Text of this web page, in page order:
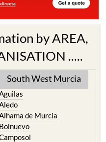
by AREA,
.....
South West Murcia
de Murcia
Bolnuevo